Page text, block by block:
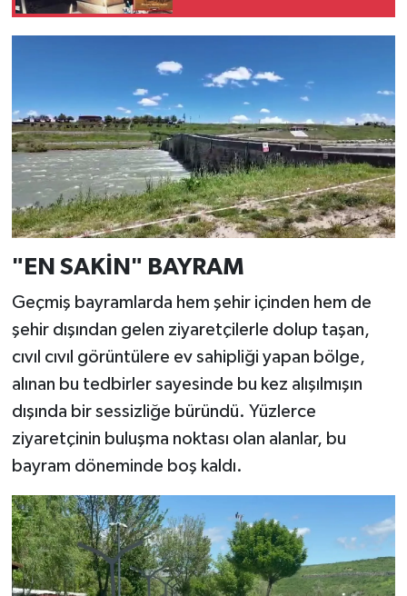
yüzüne çıktı
"EN SAKİN" BAYRAM
Geçmiş bayramlarda hem şehir içinden hem de
şehir dışından gelen ziyaretçilerle dolup taşan,
cıvıl cıvıl görüntülere ev sahipliği yapan bölge,
alınan bu tedbirler sayesinde bu kez alışılmışın
dışında bir sessizliğe büründü. Yüzlerce
ziyaretçinin buluşma noktası olan alanlar, bu
bayram döneminde boş kaldı.